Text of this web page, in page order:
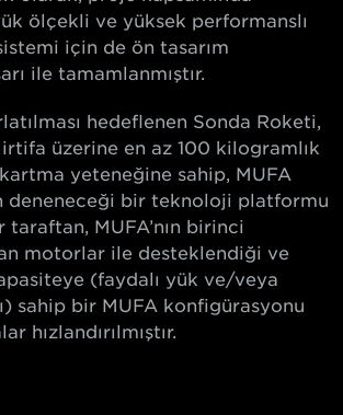
ölçekli ve yüksek performanslı
için de ön tasarım
ile tamamlanmıştır.
hedeflenen Sonda Roketi,
üzerine en az 100 kilogramlık
yeteneğine sahip, MUFA
deneneceği bir teknoloji platformu
taraftan, MUFA’nın birinci
motorlar ile desteklendiği ve
(faydalı yük ve/veya
sahip bir MUFA konfigürasyonu
hızlandırılmıştır.